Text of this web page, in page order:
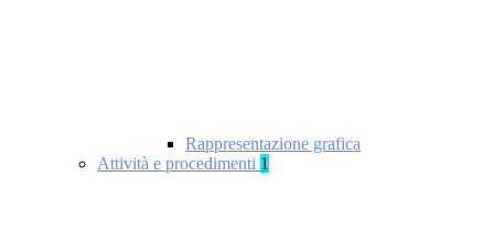
Rappresentazione grafica
Attività e procedimenti 1